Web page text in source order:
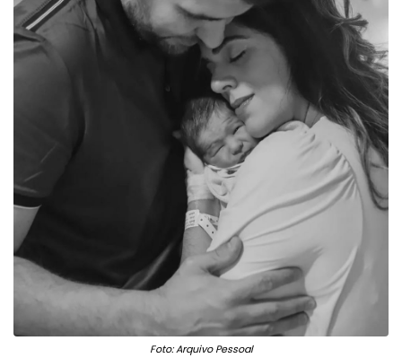
Foto: Arquivo Pessoal